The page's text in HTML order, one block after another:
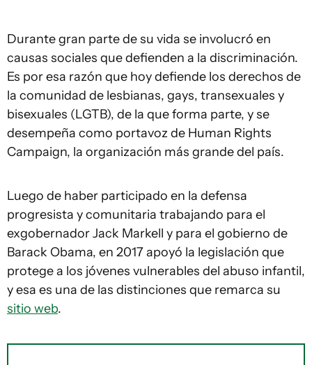
Durante gran parte de su vida se involucró en
causas sociales que defienden a la discriminación.
Es por esa razón que hoy defiende los derechos de
la comunidad de lesbianas, gays, transexuales y
bisexuales (LGTB), de la que forma parte, y se
desempeña como portavoz de Human Rights
Campaign, la organización más grande del país.
Luego de haber participado en la defensa
progresista y comunitaria trabajando para el
exgobernador Jack Markell y para el gobierno de
Barack Obama, en 2017 apoyó la legislación que
protege a los jóvenes vulnerables del abuso infantil,
y esa es una de las distinciones que remarca su
sitio web.